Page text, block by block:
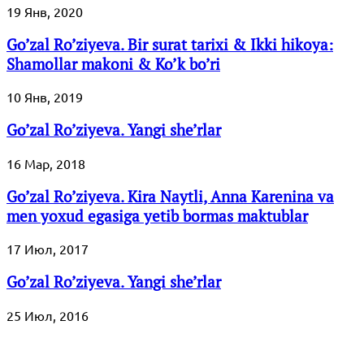
19 Янв, 2020
Go’zal Ro’ziyeva. Bir surat tarixi & Ikki hikoya:
Shamollar makoni & Ko’k bo’ri
10 Янв, 2019
Go’zal Ro’ziyeva. Yangi she’rlar
16 Мар, 2018
Go’zal Ro’ziyeva. Kira Naytli, Anna Karenina va
men yoxud egasiga yetib bormas maktublar
17 Июл, 2017
Go’zal Ro’ziyeva. Yangi she’rlar
25 Июл, 2016